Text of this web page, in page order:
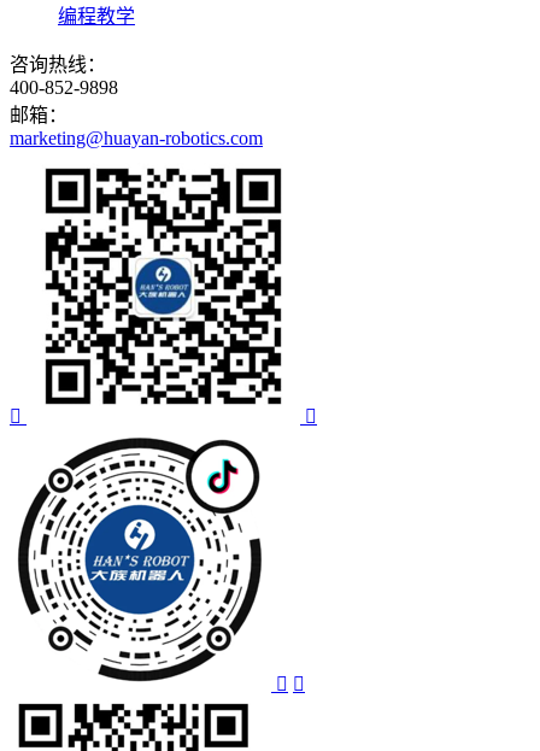
编程教学
咨询热线：
400-852-9898
邮箱：
marketing@huayan-robotics.com